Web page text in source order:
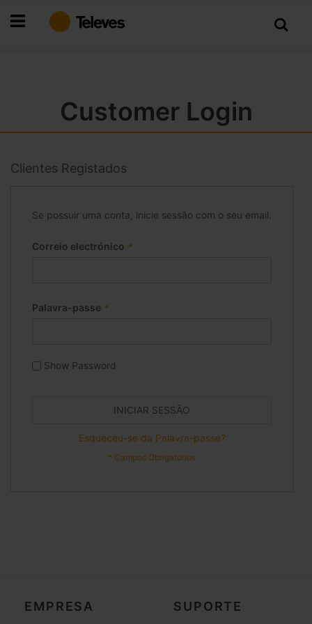
para
Customer Login
Clientes Registados
Se possuir uma conta, inicie sessão com o seu email.
Correio electrónico
Palavra-passe
Show Password
INICIAR SESSÃO
Esqueceu-se da Palavra-passe?
EMPRESA SUPORTE